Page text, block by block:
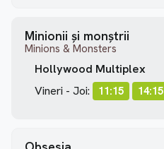
Minionii și monștrii
Minions & Monsters
Hollywood Multiplex
Vineri - Joi:
11:15 14:15